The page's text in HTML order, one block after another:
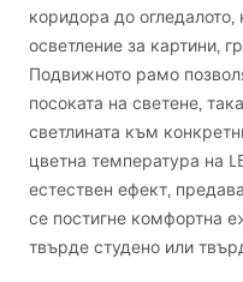
коридора до огледалото,
осветление за картини,
Подвижното рамо
посоката на светене,
светлината към
цветна температура на
естествен ефект,
се постигне комфортна
твърде студено или